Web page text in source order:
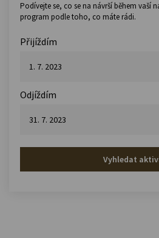
Podívejte se, co se na návrší během vaší
program podle toho, co máte rádi.
Přijíždím
Odjíždím
Vyhledat